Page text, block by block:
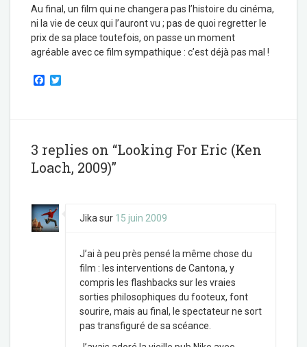
Au final, un film qui ne changera pas l’histoire du cinéma,
ni la vie de ceux qui l’auront vu ; pas de quoi regretter le
prix de sa place toutefois, on passe un moment
agréable avec ce film sympathique : c’est déjà pas mal !
F
o
k
r
3 replies on “Looking For Eric (Ken
Loach, 2009)”
Jika sur 15 juin 2009
J’ai à peu près pensé la même chose du
film : les interventions de Cantona, y
compris les flashbacks sur les vraies
sorties philosophiques du footeux, font
sourire, mais au final, le spectateur ne sort
pas transfiguré de sa scéance.